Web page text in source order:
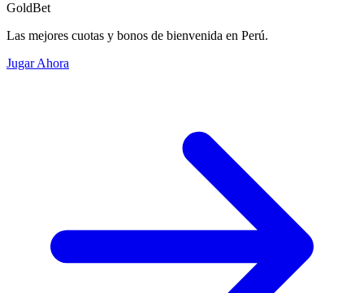
GoldBet
Las mejores cuotas y bonos de bienvenida en Perú.
Jugar Ahora